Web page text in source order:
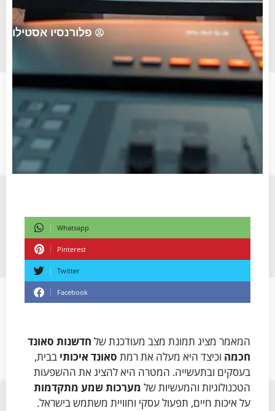
פלורנסיו אסטילו
Whatsapp
Pinterest
Twitter
Facebook
המאמר מציג תמונת מצב מעודכנת של חדשנות סאונד
חכמה וכיצד היא מעלה את רמת סאונד איכותי בבית,
בעסקים ובתעשייה. המטרה היא להציג את ההשפעות
הטכנולוגיות והמעשיות של מערכות שמע מתקדמות
על איכות חיים, תפעול עסקי וחוויית משתמש בישראל.